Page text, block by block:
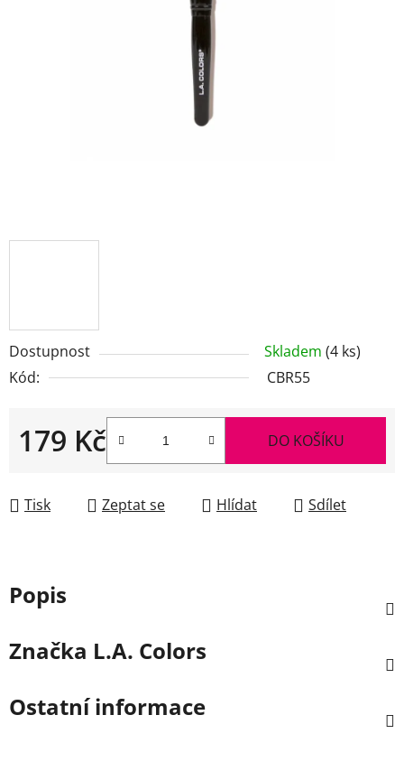
Dostupnost Skladem (4 ks)
Kód:
CBR55
179 Kč DO KOŠÍKU
Tisk Zeptat se Hlídat Sdílet
Popis
Značka L.A. Colors
Ostatní informace